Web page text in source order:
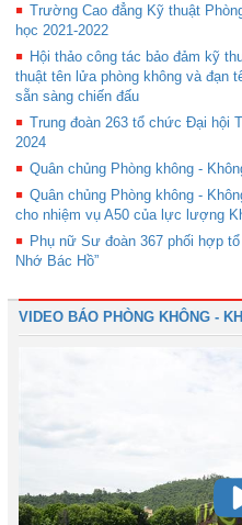
Trường Cao đẳng Kỹ thuật
học 2021-2022
Hội thảo công tác bảo đảm kỹ
thuật tên lửa phòng không và đạn
sẵn sàng chiến đấu
Trung đoàn 263 tổ chức Đại hội
2024
Quân chủng Phòng không -
Quân chủng Phòng không -
cho nhiệm vụ A50 của lực lượng
Phụ nữ Sư đoàn 367 phối hợp
Nhớ Bác Hồ”
VIDEO BÁO PHÒNG KHÔNG -